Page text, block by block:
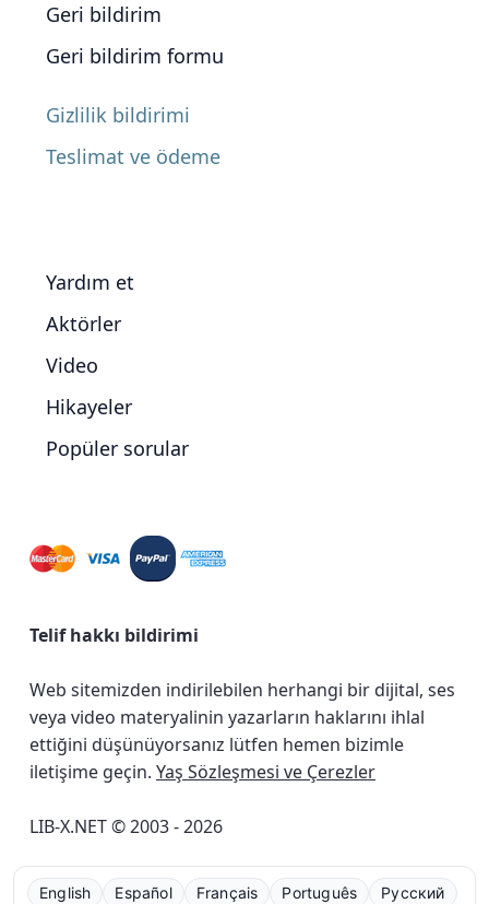
Geri bildirim
Geri bildirim formu
Gizlilik bildirimi
Teslimat ve ödeme
Yardım et
Aktörler
Video
Hikayeler
Popüler sorular
Telif hakkı bildirimi
Web sitemizden indirilebilen herhangi bir dijital, ses
veya video materyalinin yazarların haklarını ihlal
ettiğini düşünüyorsanız lütfen hemen bizimle
iletişime geçin. Yaş Sözleşmesi ve Çerezler
LIB-X.NET © 2003 - 2026
English Español Français Português Русский